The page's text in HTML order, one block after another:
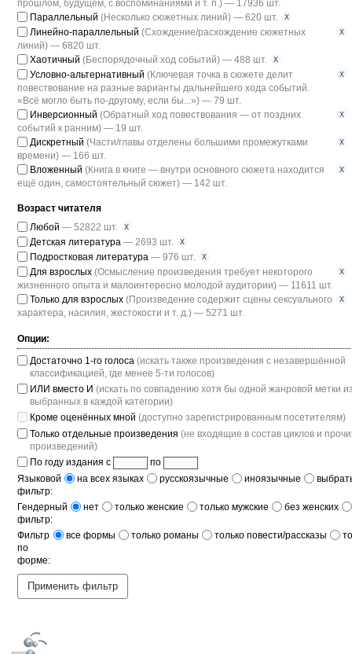
прошлом, будущем, с воспоминаниями и т. п.) — 17936 шт.
Параллельный (Несколько сюжетных линий) — 620 шт. x
Линейно-параллельный (Схождение/расхождение сюжетных
линий) — 6820 шт.
x
Хаотичный (Беспорядочный ход событий) — 488 шт. x
Условно-альтернативный (Ключевая точка в сюжете делит
повествование на разные варианты дальнейшего хода событий.
«Всё могло быть по-другому, если бы...») — 79 шт.
x
Инверсионный (Обратный ход повествования — от поздних
событий к ранним) — 19 шт.
x
Дискретный (Части/главы отделены большими промежутками
времени) — 166 шт.
x
Вложенный (Книга в книге — внутри основного сюжета находится
ещё один, самостоятельный сюжет) — 142 шт.
x
Возраст читателя
Любой — 52822 шт. x
Детская литература — 2693 шт. x
Подростковая литература — 976 шт. x
Для взрослых (Осмысление произведения требует некоторого
жизненного опыта и малоинтересно молодой аудитории) — 11611 шт.
x
Только для взрослых (Произведение содержит сцены сексуального
характера, насилия, жестокости и т. д.) — 5271 шт.
x
Опции:
Достаточно 1-го голоса (искать также произведения с незавершённой
классификацией, где менее 5-ти голосов)
ИЛИ вместо И (искать по совпадению хотя бы одной жанровой метки
выбранных в каждой категории)
Кроме оценённых мной (доступно зарегистрированным посетителям)
Только отдельные произведения (не входящие в состав циклов и
произведений)
По году издания с
по
Языковой
фильтр:
на всех языках русскоязычные иноязычные
Гендерный
фильтр:
нет только женские только мужские без женских
Фильтр
по
форме:
все формы только романы только повести/рассказы
Применить фильтр